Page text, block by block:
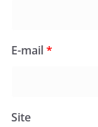
E-mail*
Site